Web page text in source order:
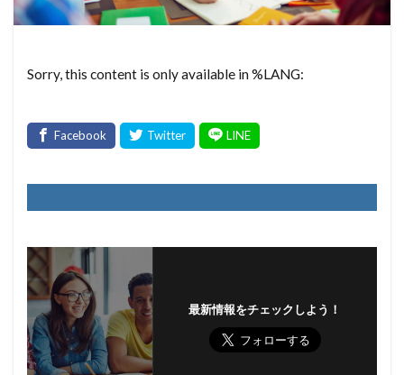
Sorry, this content is only available in %LANG:
最新情報をチェックしよう！